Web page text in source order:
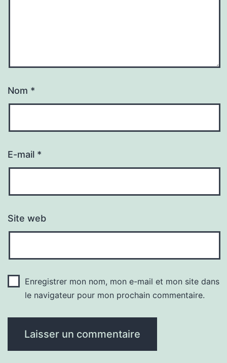
Nom *
E-mail *
Site web
Enregistrer mon nom, mon e-mail et mon site dans
le navigateur pour mon prochain commentaire.